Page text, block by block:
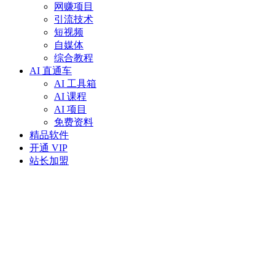
网赚项目
引流技术
短视频
自媒体
综合教程
AI 直通车
AI 工具箱
AI 课程
AI 项目
免费资料
精品软件
开通 VIP
站长加盟